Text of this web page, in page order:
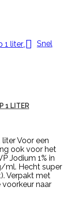
 Snel
1 LITER
Voor een
ook voor het
Jodium 1% in
ml. Hecht super
Verpakt met
naar